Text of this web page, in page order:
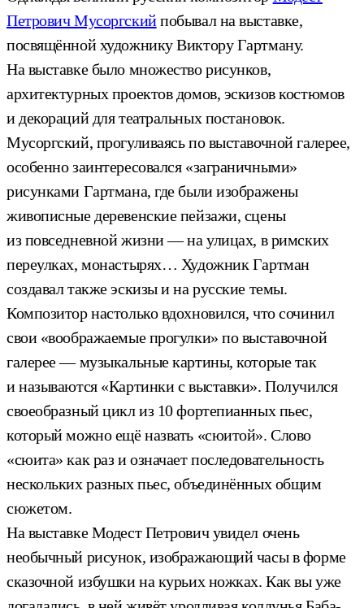
Петрович Мусоргскийпобывал на выставке,
посвящённой художнику Виктору Гартману.
На выставке было множество рисунков,
архитектурных проектов домов, эскизов костюмов
и декораций для театральных постановок.
Мусоргский, прогуливаясь по выставочной галерее,
особенно заинтересовался «заграничными»
рисунками Гартмана, где были изображены
живописные деревенские пейзажи, сцены
из повседневной жизни — на улицах, в римских
переулках, монастырях… Художник Гартман
создавал также эскизы и на русские темы.
Композитор настолько вдохновился, что сочинил
свои «воображаемые прогулки» по выставочной
галерее — музыкальные картины, которые так
и называются «Картинки с выставки». Получился
своеобразный цикл из 10 фортепианных пьес,
который можно ещё назвать «сюитой». Слово
«сюита» как раз и означает последовательность
нескольких разных пьес, объединённых общим
сюжетом.
На выставке Модест Петрович увидел очень
необычный рисунок, изображающий часы в форме
сказочной избушки на курьих ножках. Как вы уже